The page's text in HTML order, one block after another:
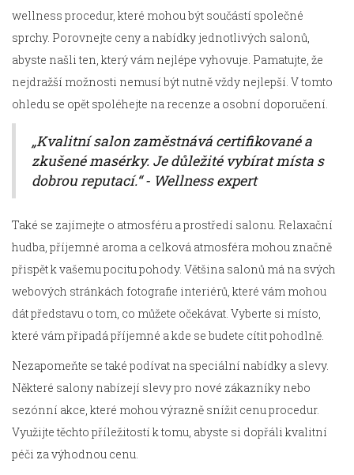
wellness procedur, které mohou být součástí společné
sprchy. Porovnejte ceny a nabídky jednotlivých salonů,
abyste našli ten, který vám nejlépe vyhovuje. Pamatujte, že
nejdražší možnosti nemusí být nutně vždy nejlepší. V tomto
ohledu se opět spoléhejte na recenze a osobní doporučení.
„Kvalitní salon zaměstnává certifikované a
zkušené masérky. Je důležité vybírat místa s
dobrou reputací.“ - Wellness expert
Také se zajímejte o atmosféru a prostředí salonu. Relaxační
hudba, příjemné aroma a celková atmosféra mohou značně
přispět k vašemu pocitu pohody. Většina salonů má na svých
webových stránkách fotografie interiérů, které vám mohou
dát představu o tom, co můžete očekávat. Vyberte si místo,
které vám připadá příjemné a kde se budete cítit pohodlně.
Nezapomeňte se také podívat na speciální nabídky a slevy.
Některé salony nabízejí slevy pro nové zákazníky nebo
sezónní akce, které mohou výrazně snížit cenu procedur.
Využijte těchto příležitostí k tomu, abyste si dopřáli kvalitní
péči za výhodnou cenu.